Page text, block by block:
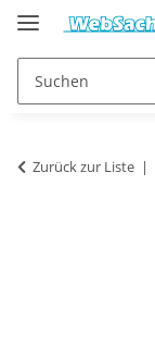
Zurück zur Liste